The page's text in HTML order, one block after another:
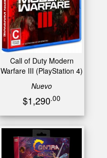
Call of Duty Modern
Warfare III (PlayStation 4)
Nuevo
$1,290.00